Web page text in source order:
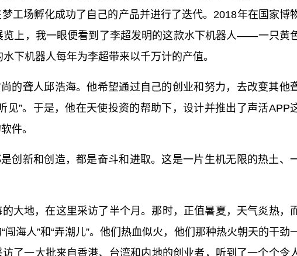
工场孵化成功了自己的产品并进行了迭代。2018年在国家博
览上，我一眼便看到了李超发明的这款水下机器人——一只黄
下机器人每年为李超带来以千万计的产值。
的聋人邱浩海。他希望通过自己的创业和努力，去改变其他
见”。于是，他在天使投资的帮助下，设计并推出了声活APP
件。
创新和创造，都是奋斗和进取。这是一片生机无限的热土、
大地，在这里采访了半个月。那时，正值暑夏，天气炎热，
海人”和“弄潮儿”。他们热血似火，他们那种热火朝天的干劲
了一大批来自香港、台湾和内地的创业者，听到了一个个令